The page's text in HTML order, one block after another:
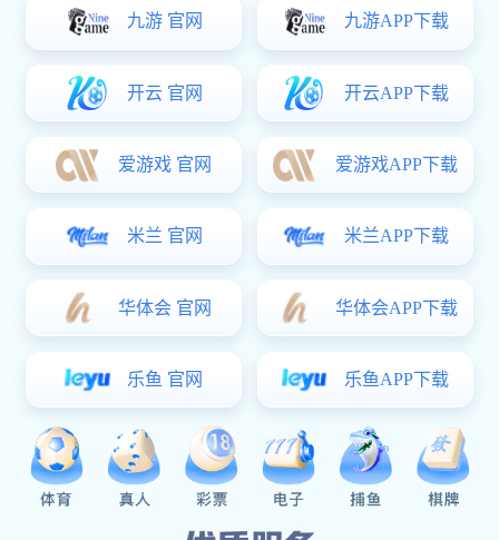
HZ系列
A4e远程视频对讲猫眼
智能锁
A3一握即开把手指纹
锁
A6智能锁 A4 智能锁